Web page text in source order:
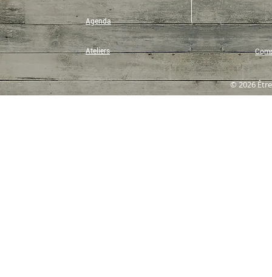
Agenda
Ateliers
© 2026